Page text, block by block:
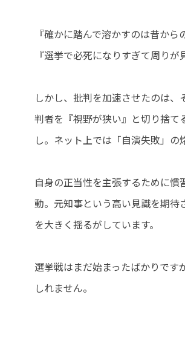
『確かに踏んで溶かすのは昔か
『選挙で必死になりすぎて周り
しかし、批判を加速させたのは
判者を『視野が狭い』と切り捨て
し。ネット上では「自演失敗」の
自身の正当性を主張するために
動。元知事という高い見識を期
を大きく揺るがしています。
選挙戦はまだ始まったばかりで
しれません。